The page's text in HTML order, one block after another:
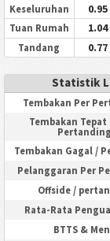
Keseluruhan 0.95
Tuan Rumah 1.04
Tandang 0.77
Statistik
Tembakan Per
Tembakan Tepat
Tembakan Gagal /
Pelanggaran Per
Offside /
Rata-Rata
BTTS &